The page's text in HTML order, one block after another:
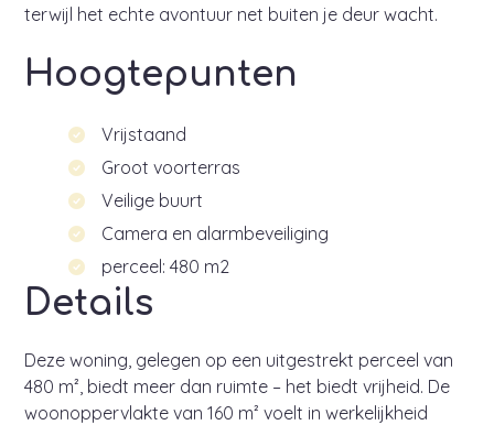
terwijl het echte avontuur net buiten je deur wacht.
Hoogtepunten
Vrijstaand
Groot voorterras
Veilige buurt
Camera en alarmbeveiliging
perceel: 480 m2
Details
Deze woning, gelegen op een uitgestrekt perceel van
480 m², biedt meer dan ruimte – het biedt vrijheid. De
woonoppervlakte van 160 m² voelt in werkelijkheid